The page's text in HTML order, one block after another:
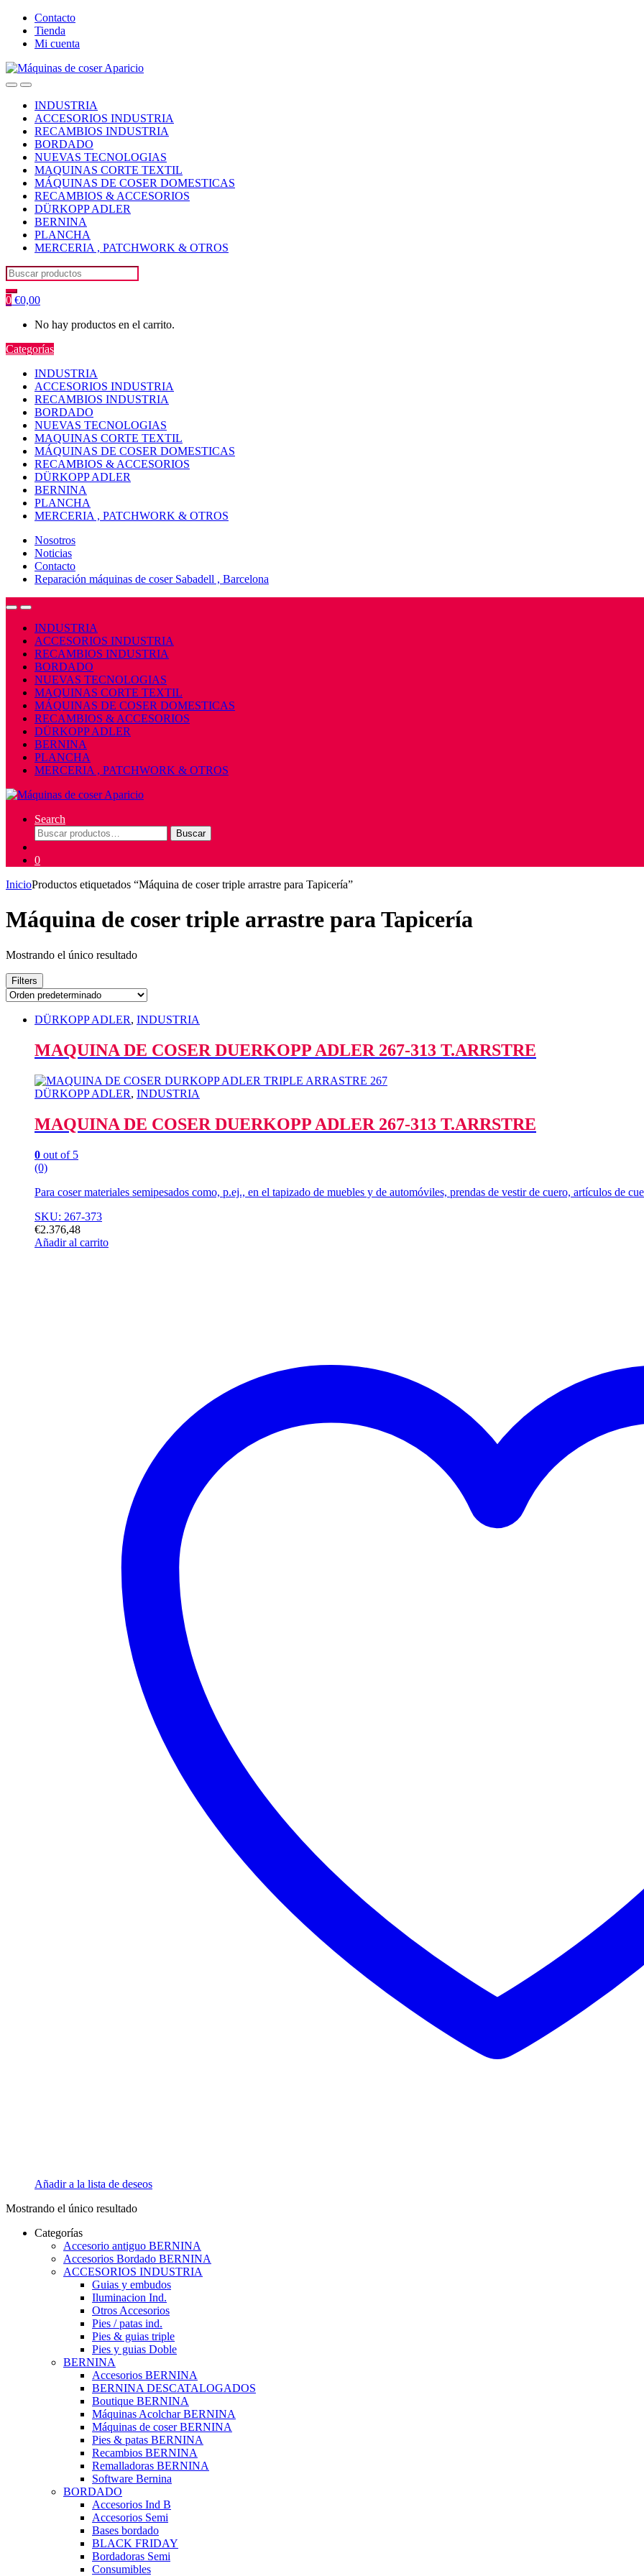
Skip
navigation
Skip
content
Contacto
Tienda
Mi cuenta
OpenClose
INDUSTRIA
ACCESORIOS INDUSTRIA
RECAMBIOS INDUSTRIA
BORDADO
NUEVAS TECNOLOGIAS
MAQUINAS CORTE TEXTIL
MÁQUINAS DE COSER DOMESTICAS
RECAMBIOS & ACCESORIOS
DÜRKOPP ADLER
BERNINA
PLANCHA
MERCERIA , PATCHWORK & OTROS
Search
for:
0 €0,00
No hay productos en el carrito.
Categorías
INDUSTRIA
ACCESORIOS INDUSTRIA
RECAMBIOS INDUSTRIA
BORDADO
NUEVAS TECNOLOGIAS
MAQUINAS CORTE TEXTIL
MÁQUINAS DE COSER DOMESTICAS
RECAMBIOS & ACCESORIOS
DÜRKOPP ADLER
BERNINA
PLANCHA
MERCERIA , PATCHWORK & OTROS
Nosotros
Noticias
Contacto
Reparación máquinas de coser Sabadell , Barcelona
OpenClose
INDUSTRIA
ACCESORIOS INDUSTRIA
RECAMBIOS INDUSTRIA
BORDADO
NUEVAS TECNOLOGIAS
MAQUINAS CORTE TEXTIL
MÁQUINAS DE COSER DOMESTICAS
RECAMBIOS & ACCESORIOS
DÜRKOPP ADLER
BERNINA
PLANCHA
MERCERIA , PATCHWORK & OTROS
Search
Buscar
por:
Buscar
0
InicioProductos etiquetados “Máquina de coser triple arrastre para Tapicería”
Máquina de coser triple arrastre para Tapicería
Mostrando el único resultado
Filters
DÜRKOPP ADLER, INDUSTRIA
MAQUINA DE COSER DUERKOPP ADLER 267-313 T.ARRSTRE
DÜRKOPP ADLER, INDUSTRIA
MAQUINA DE COSER DUERKOPP ADLER 267-313 T.ARRSTRE
0 out of 5
(0)
Para coser materiales semipesados como, p.ej., en el tapizado de muebles y de automóviles, prendas de vestir de cuero, artículos de
SKU: 267-373
€2.376,48
Añadir al carrito
Añadir a la lista de deseos
Mostrando el único resultado
Categorías
Accesorio antiguo BERNINA
Accesorios Bordado BERNINA
ACCESORIOS INDUSTRIA
Guias y embudos
Iluminacion Ind.
Otros Accesorios
Pies / patas ind.
Pies & guias triple
Pies y guias Doble
BERNINA
Accesorios BERNINA
BERNINA DESCATALOGADOS
Boutique BERNINA
Máquinas Acolchar BERNINA
Máquinas de coser BERNINA
Pies & patas BERNINA
Recambios BERNINA
Remalladoras BERNINA
Software Bernina
BORDADO
Accesorios Ind B
Accesorios Semi
Bases bordado
BLACK FRIDAY
Bordadoras Semi
Consumibles